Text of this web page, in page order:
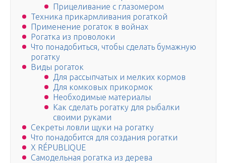
Прицеливание с глазомером
Техника прикармливания рогаткой
Применение рогаток в войнах
Рогатка из проволоки
Что понадобиться, чтобы сделать бумажную
рогатку
Виды рогаток
Для рассыпчатых и мелких кормов
Для комковых прикормок
Необходимые материалы
Как сделать рогатку для рыбалки
своими руками
Секреты ловли щуки на рогатку
Что понадобится для создания рогатки
X RÉPUBLIQUE
Самодельная рогатка из дерева